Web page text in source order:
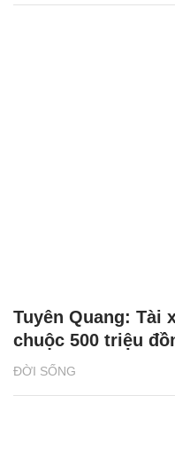
ĐỜI SỐNG
Tuyên Quang: Tài
chuộc 500 triệu